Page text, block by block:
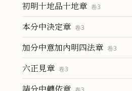
初明十地品十地章 卷3
本分中決定章 卷3
加分中意加內明四法章 卷3
六正見章 卷3
請分中轉依章